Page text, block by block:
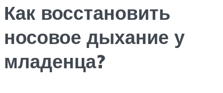
Как восстановить
носовое дыхание у
младенца?